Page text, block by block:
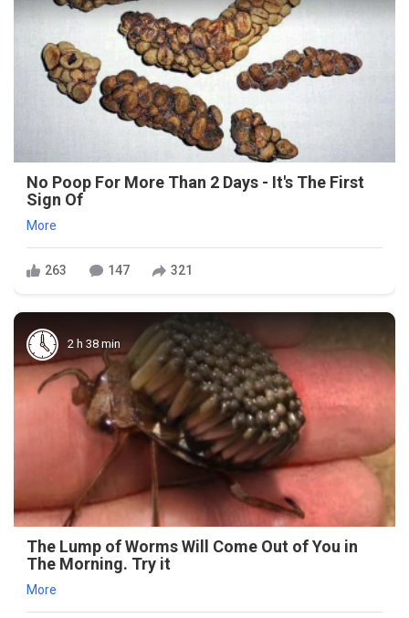
No Poop For More Than 2 Days - It's The First
Sign Of
More
263 147 321
2 h 38 min
The Lump of Worms Will Come Out of You in
The Morning. Try it
More